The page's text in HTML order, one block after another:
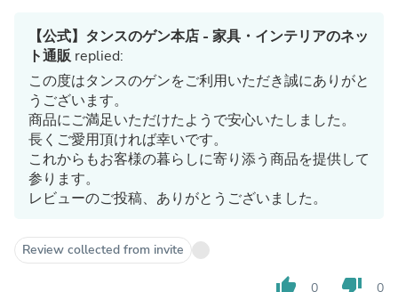
【公式】タンスのゲン本店 - 家具・インテリアのネッ
ト通販replied:
この度はタンスのゲンをご利用いただき誠にありがと
うございます。
商品にご満足いただけたようで安心いたしました。
長くご愛用頂ければ幸いです。
これからもお客様の暮らしに寄り添う商品を提供して
参ります。
レビューのご投稿、ありがとうございました。
Review collected from invite
thumb_up 0 thumb_down 0